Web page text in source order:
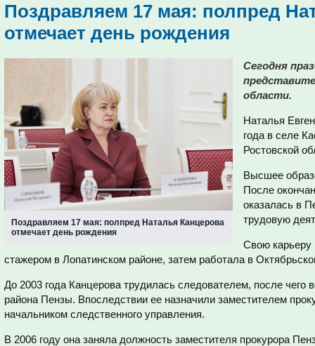
Поздравляем 17 мая: полпред
отмечает день рождения
Поздравляем 17 мая: полпред Наталья Канцерова
отмечает день рождения
Сегодня
области.
Наталья
года в селе
Ростовской
Высшее
После
оказалась в
трудовую
Свою карьеру
стажером в Лопатинском районе, затем работала в
До 2003 года Канцерова трудилась следователем, после чего
района Пензы. Впоследствии ее назначили заместителем
начальником следственного управления.
В 2006 году она заняла должность заместителя прокурора